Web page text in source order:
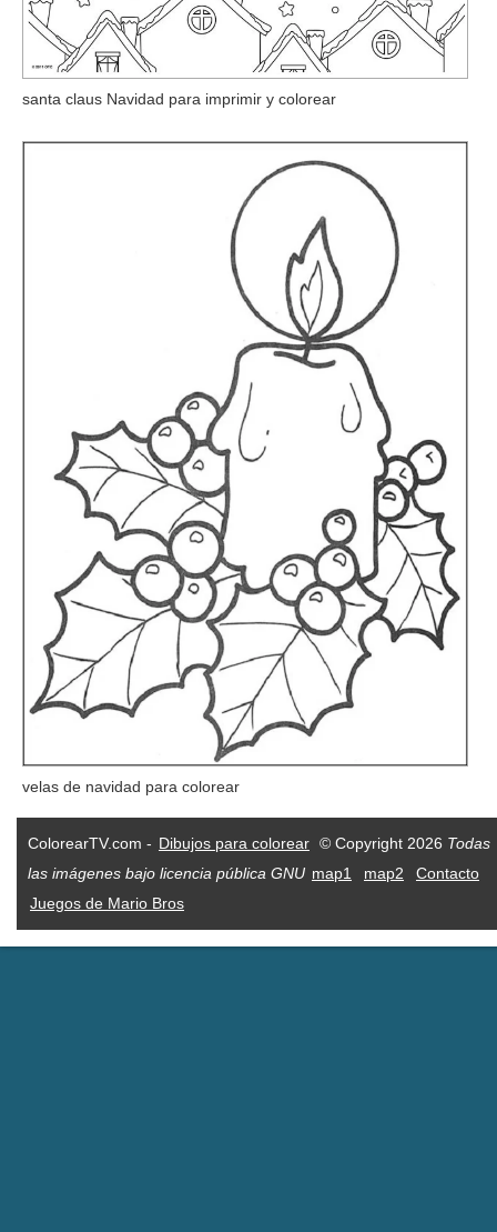
santa claus Navidad para imprimir y colorear
velas de navidad para colorear
ColorearTV.com - Dibujos para colorear © Copyright 2026 Todas
las imágenes bajo licencia pública GNU map1 map2
Contacto
Juegos de Mario Bros